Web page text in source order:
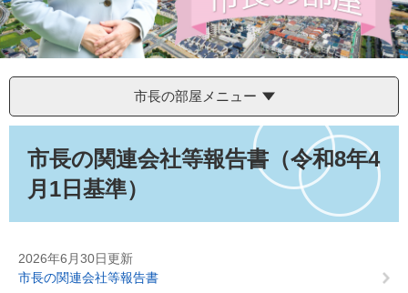
市長の部屋メニュー
市長の関連会社等報告書（令和8年4
月1日基準）
2026年6月30日更新
市長の関連会社等報告書